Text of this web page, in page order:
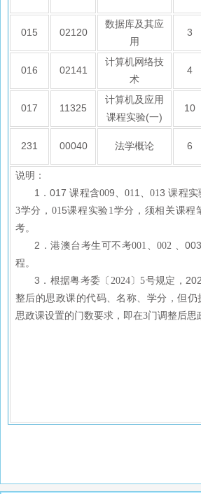
015 02120
数据库及其应
用
3
016 02141
计算机网络技
术
4
017 11325
计算机及应用
课程实验(一)
10
231 00040 法学概论 6
说明：
1．017课程含009、011 、013课程实
3学分，015课程实验1学分，须相关课程
考。
2．港澳台考生可不考001、002 、003
程。
3． 根据粤考委〔2024〕5号规定，
整后的思政课的代码、名称、学分，但仍
思政课设置的门数要求，即在3门调整后思